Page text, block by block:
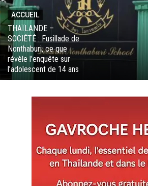
ACCUEIL
THAÏLANDE –
SOCIÉTÉ : Fusillade de
Nonthaburi, ce que
révèle l’enquête sur
l’adolescent de 14 ans